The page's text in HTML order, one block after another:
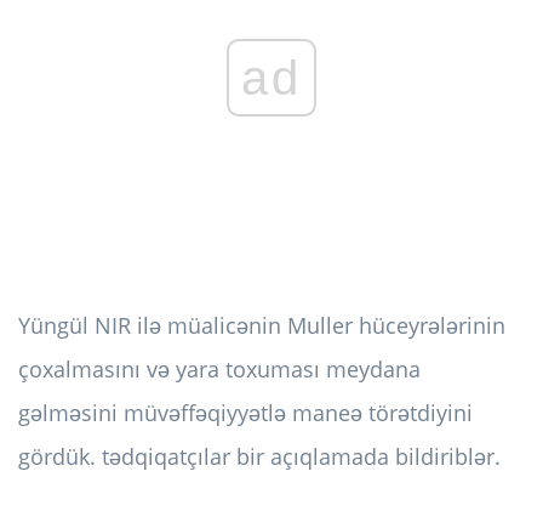
ad
Yüngül NIR ilə müalicənin Muller hüceyrələrinin
çoxalmasını və yara toxuması meydana
gəlməsini müvəffəqiyyətlə maneə törətdiyini
gördük. tədqiqatçılar bir açıqlamada bildiriblər.